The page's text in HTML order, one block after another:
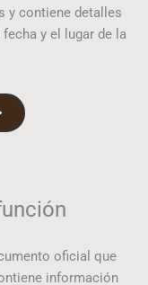
y contiene detalles
y el lugar de la
oficial que
información